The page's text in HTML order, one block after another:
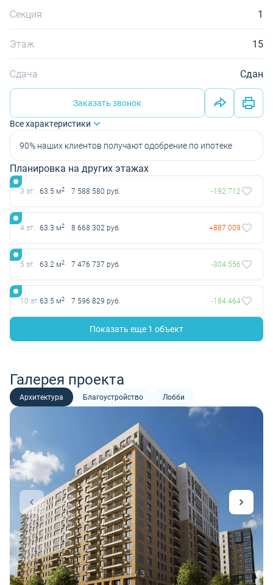
Секция 1
Этаж 15
Сдача Сдан
Заказать звонок
Все характеристики
90% наших клиентов получают одобрение по ипотеке
Планировка на других этажах
3 эт. 63.5 м2 7 588 580 руб. -192 712
4 эт. 63.3 м2 8 668 302 руб. +887 009
5 эт. 63.2 м2 7 476 737 руб. -304 556
10 эт.63.5 м2 7 596 829 руб. -184 464
Показать еще 1 объект
Галерея проекта
Архитектура Благоустройство Лобби
1 / 3